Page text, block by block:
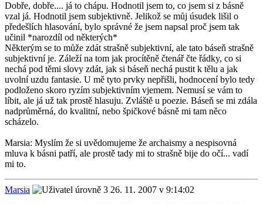
Dobře, dobře.... já to chápu. Hodnotil jsem to, co jsem si z básně
vzal já. Hodnotil jsem subjektivně. Jelikož se můj úsudek lišil o
předešlích hlasování, bylo správné že jsem napsal proč jsem tak
učinil *narozdíl od některých*
Některým se to může zdát strašně subjektivní, ale tato báseň strašně
subjektivní je. Záleží na tom jak procítěně čtenář čte řádky, co si
nechá pod těmi slovy zdát, jak si báseň nechá pustit k tělu a jak
uvolní uzdu fantasie. U mě tyto prvky nepřišli, hodnocení bylo tedy
podloženo skoro ryzím subjektivním vjemem. Nemusí se vám to
líbit, ale já už tak prostě hlasuju. Zvláště u poezie. Báseň se mi zdála
nadprůměrná, do kvalitní, nebo špičkové básně mi tam něco
scházelo.
Marsia: Myslím že si uvědomujeme že archaismy a nespisovná
mluva k básni patří, ale prostě tady mi to strašně bije do očí... vadí
mi to.
Marsia
26. 11. 2007 v 9:14:02